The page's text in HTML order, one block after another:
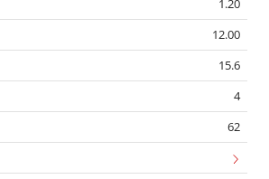
1.20
12.00
15.6
4
62